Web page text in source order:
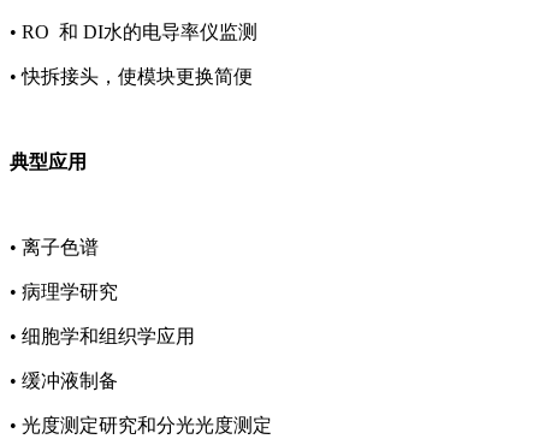
• RO 和 DI水的电导率仪监测
• 快拆接头，使模块更换简便
典型应用
• 离子色谱
• 病理学研究
• 细胞学和组织学应用
• 缓冲液制备
• 光度测定研究和分光光度测定